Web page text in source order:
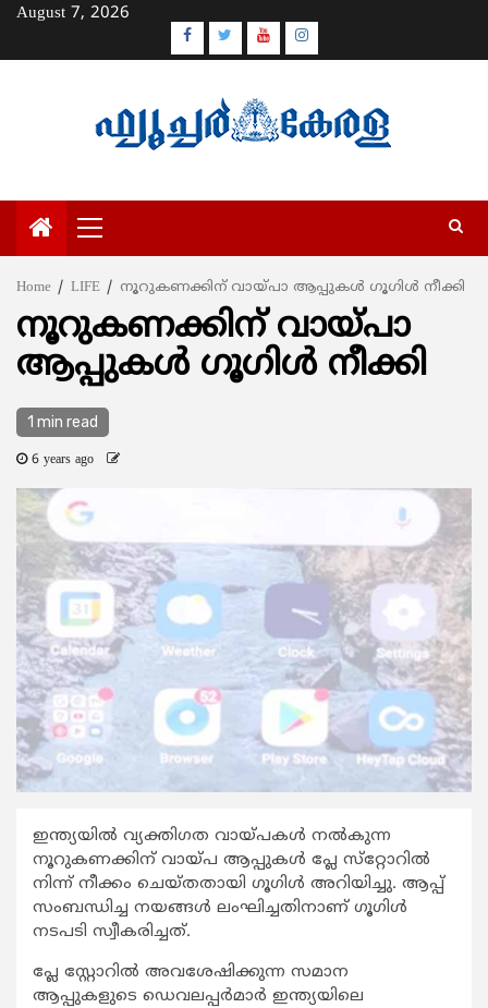
Skip
content
August 7, 2026
Facebook
TwitterYoutubeInstagram
Primary
Menu
Home LIFE നൂറുകണക്കിന് വായ്പാ ആപ്പുകള്‍ ഗൂഗിള്‍ നീക്കി
നൂറുകണക്കിന് വായ്പാ
ആപ്പുകള്‍ ഗൂഗിള്‍ നീക്കി
1 min read
6 years ago
ഇന്ത്യയില്‍ വ്യക്തിഗത വായ്പകള്‍ നല്‍കുന്ന
നൂറുകണക്കിന് വായ്പ ആപ്പുകള്‍ പ്ലേ സ്‌റ്റോറില്‍
നിന്ന് നീക്കം ചെയ്തതായി ഗൂഗിള്‍ അറിയിച്ചു. ആപ്പ്
സംബന്ധിച്ച നയങ്ങള്‍ ലംഘിച്ചതിനാണ് ഗൂഗിള്‍
നടപടി സ്വീകരിച്ചത്.
പ്ലേ സ്റ്റോറില്‍ അവശേഷിക്കുന്ന സമാന
ആപ്പുകളുടെ ഡെവലപ്പര്‍മാര്‍ ഇന്ത്യയിലെ